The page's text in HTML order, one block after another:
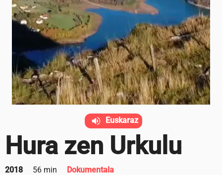
Hura zen Urkulu
2018 56 min Dokumentala
Euskaraz